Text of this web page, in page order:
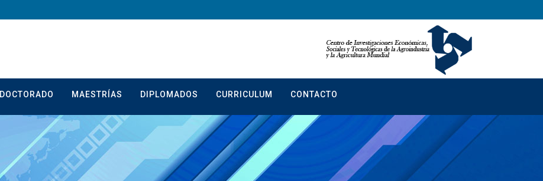
DOCTORADO MAESTRÍAS DIPLOMADOS CURRICULUM CONTACTO